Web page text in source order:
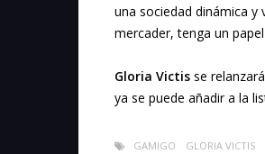
una sociedad dinámica
mercader, tenga un
Gloria Victis se
ya se puede añadir a la
GAMIGO GLORIA VICTIS